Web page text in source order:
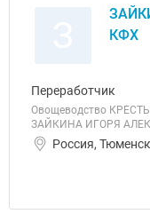
КФХ
Переработчик
Овощеводство
ЗАЙКИНА ИГОРЯ
Россия,